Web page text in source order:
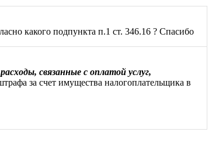
какого подпункта п.1 ст. 346.16 ? Спасибо
расходы, связанные с оплатой услуг,
за счет имущества налогоплательщика в